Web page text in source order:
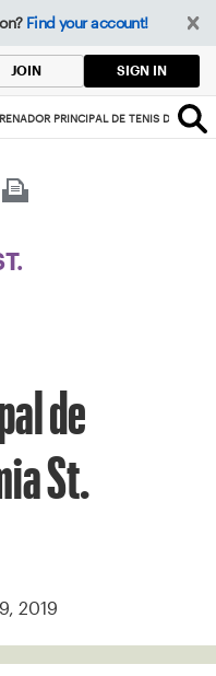
Find your account!
JOIN SIGN IN
PRINCIPAL DE TENIS DE LA
de
St.
2019